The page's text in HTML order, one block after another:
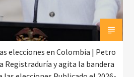
elecciones en Colombia | Petro
Registraduría y agita la bandera